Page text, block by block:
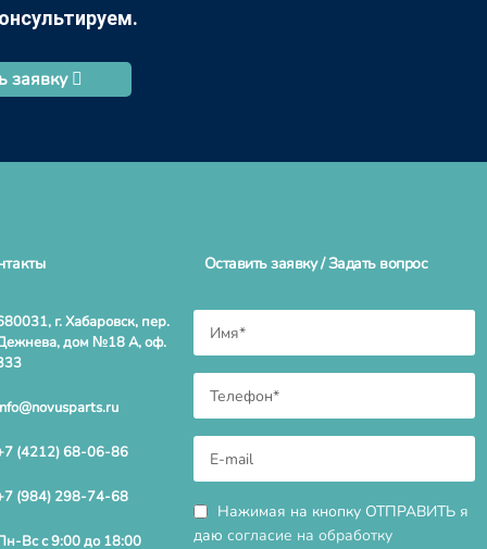
заявку
г. Хабаровск, пер.
дом №18 А, оф.
(4212) 68-06-86
(984) 298-74-68
Вс с 9:00 до 18:00
Оставить заявку / Задать вопрос
Нажимая на кнопку ОТПРАВИТЬ я
даю согласие на обработку